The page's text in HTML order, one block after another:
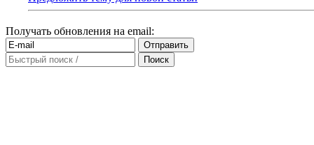
Получать обновления на email: